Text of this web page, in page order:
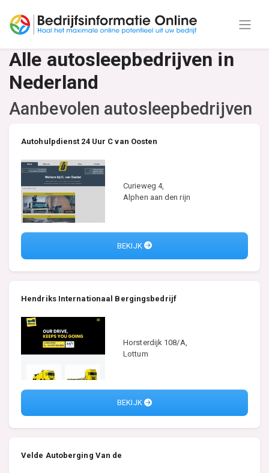
Alle autosleepbedrijven in
Nederland
Aanbevolen autosleepbedrijven
Autohulpdienst 24 Uur C van Oosten
Curieweg 4,
Alphen aan den rijn
BEKIJK
Hendriks Internationaal Bergingsbedrijf
Horsterdijk 108/A,
Lottum
BEKIJK
Velde Autoberging Van de